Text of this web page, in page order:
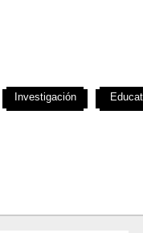
Investigación